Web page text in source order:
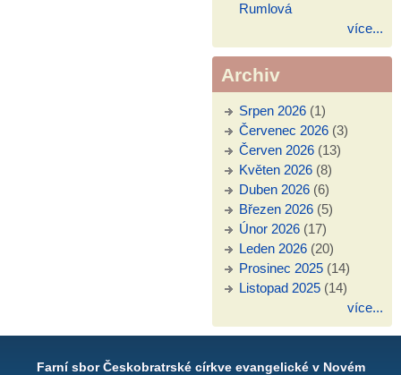
Rumlová
více...
Archiv
Srpen 2026(1)
Červenec 2026(3)
Červen 2026(13)
Květen 2026(8)
Duben 2026(6)
Březen 2026(5)
Únor 2026(17)
Leden 2026(20)
Prosinec 2025(14)
Listopad 2025(14)
více...
Farní sbor Českobratrské církve evangelické v Novém